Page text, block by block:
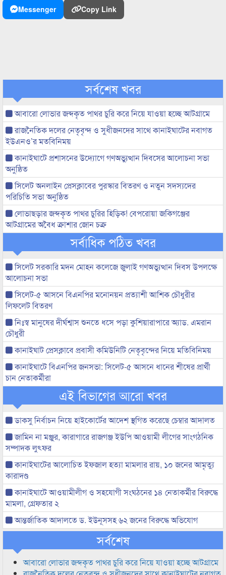
Messenger Copy Link
সর্বশেষ খবর
আবারো লোভার জব্দকৃত পাথর চুরি করে নিয়ে যাওয়া হচ্ছে আটগ্রামে
রাজনৈতিক দলের নেতৃবৃন্দ ও সুধীজনদের সাথে কানাইঘাটের নবাগত
ইউএনও’র মতবিনিময়
কানাইঘাটে প্রশাসনের উদ্যোগে গণঅভ্যুত্থান দিবসের আলোচনা সভা
অনুষ্ঠিত
সিলেট অনলাইন প্রেসক্লাবের পুরস্কার বিতরণ ও নতুন সদস্যদের
পরিচিতি সভা অনুষ্ঠিত
লোভাছড়ার জব্দকৃত পাথর চুরির হিড়িক! বেপরোয়া জকিগঞ্জের
আটগ্রামের অবৈধ ক্রাশার জোন চক্র
সর্বাধিক পঠিত খবর
সিলেট সরকারি মদন মোহন কলেজে জুলাই গণঅভ্যুত্থান দিবস উপলক্ষে
আলোচনা সভা
সিলেট-৫ আসনে বিএনপির মনোনয়ন প্রত্যাশী আশিক চৌধুরীর
লিফলেট বিতরণ
নিঃস্ব মানুষের দীর্ঘশ্বাস শুনতে ধসে পড়া কুশিয়ারাপারে অ্যাড. এমরান
চৌধুরী
কানাইঘাট প্রেসক্লাবে প্রবাসী কমিউনিটি নেতৃবৃন্দের নিয়ে মতিবিনিময়
কানাইঘাটে বিএনপির জনসভা: সিলেট-৫ আসনে ধানের শীষের প্রার্থী
চান নেতাকর্মীরা
এই বিভাগের আরো খবর
ডাকসু নির্বাচন নিয়ে হাইকোর্টের আদেশ স্থগিত করেছে চেম্বার আদালত
জামিন না মঞ্জুর, কারাগারে রাজগঞ্জ ইউপি আওয়ামী লীগের সাংগঠনিক
সম্পাদক লুৎফর
কানাইঘাটের আলোচিত ইফজাল হত্যা মামলার রায়, ১০ জনের আমৃত্যু
কারাদণ্ড
কানাইঘাটে আওয়ামীলীগ ও সহযোগী সংঘঠনের ১৪ নেতাকর্মীর বিরুদ্ধে
মামলা, গ্রেফতার ২
আন্তর্জাতিক আদালতে ড. ইউনূসসহ ৬২ জনের বিরুদ্ধে অভিযোগ
সর্বশেষ
আবারো লোভার জব্দকৃত পাথর চুরি করে নিয়ে যাওয়া হচ্ছে আটগ্রামে